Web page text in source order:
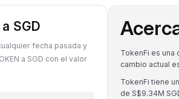
SGD
fecha pasada y
a SGD con el valor
TokenFi es una
cambio actual
TokenFi tiene
de S$9.34M